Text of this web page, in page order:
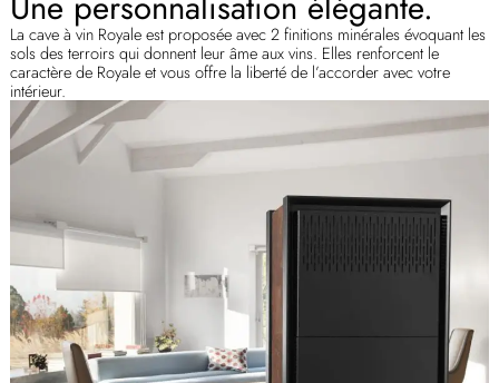
La cave à vin Royale est proposée avec 2 finitions minérales évoquant les
sols des terroirs qui donnent leur âme aux vins. Elles renforcent le
caractère de Royale et vous offre la liberté de l’accorder avec votre
intérieur.